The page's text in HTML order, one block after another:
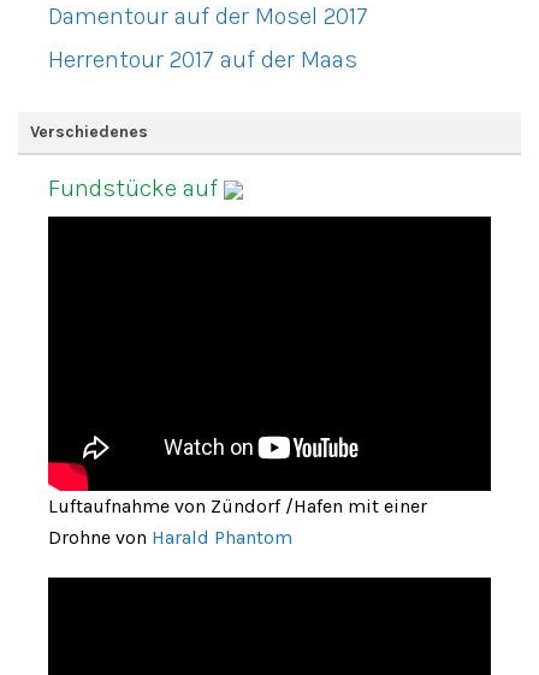
Damentour auf der Mosel 2017
Herrentour 2017 auf der Maas
Verschiedenes
Fundstücke auf
Luftaufnahme von Zündorf /Hafen mit einer
Drohne von Harald Phantom